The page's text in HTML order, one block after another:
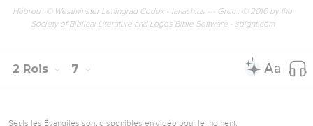
Hébreu : © Westminster Leningrad Codex - tanach.us --- Grec : © 2010 by the
Society of Biblical Literature and Logos Bible Software - sblgnt.com
2 Rois 7
Seuls les Évangiles sont disponibles en vidéo pour le moment.